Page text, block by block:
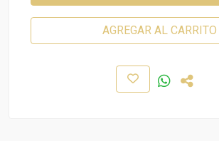
AGREGAR AL CARRITO